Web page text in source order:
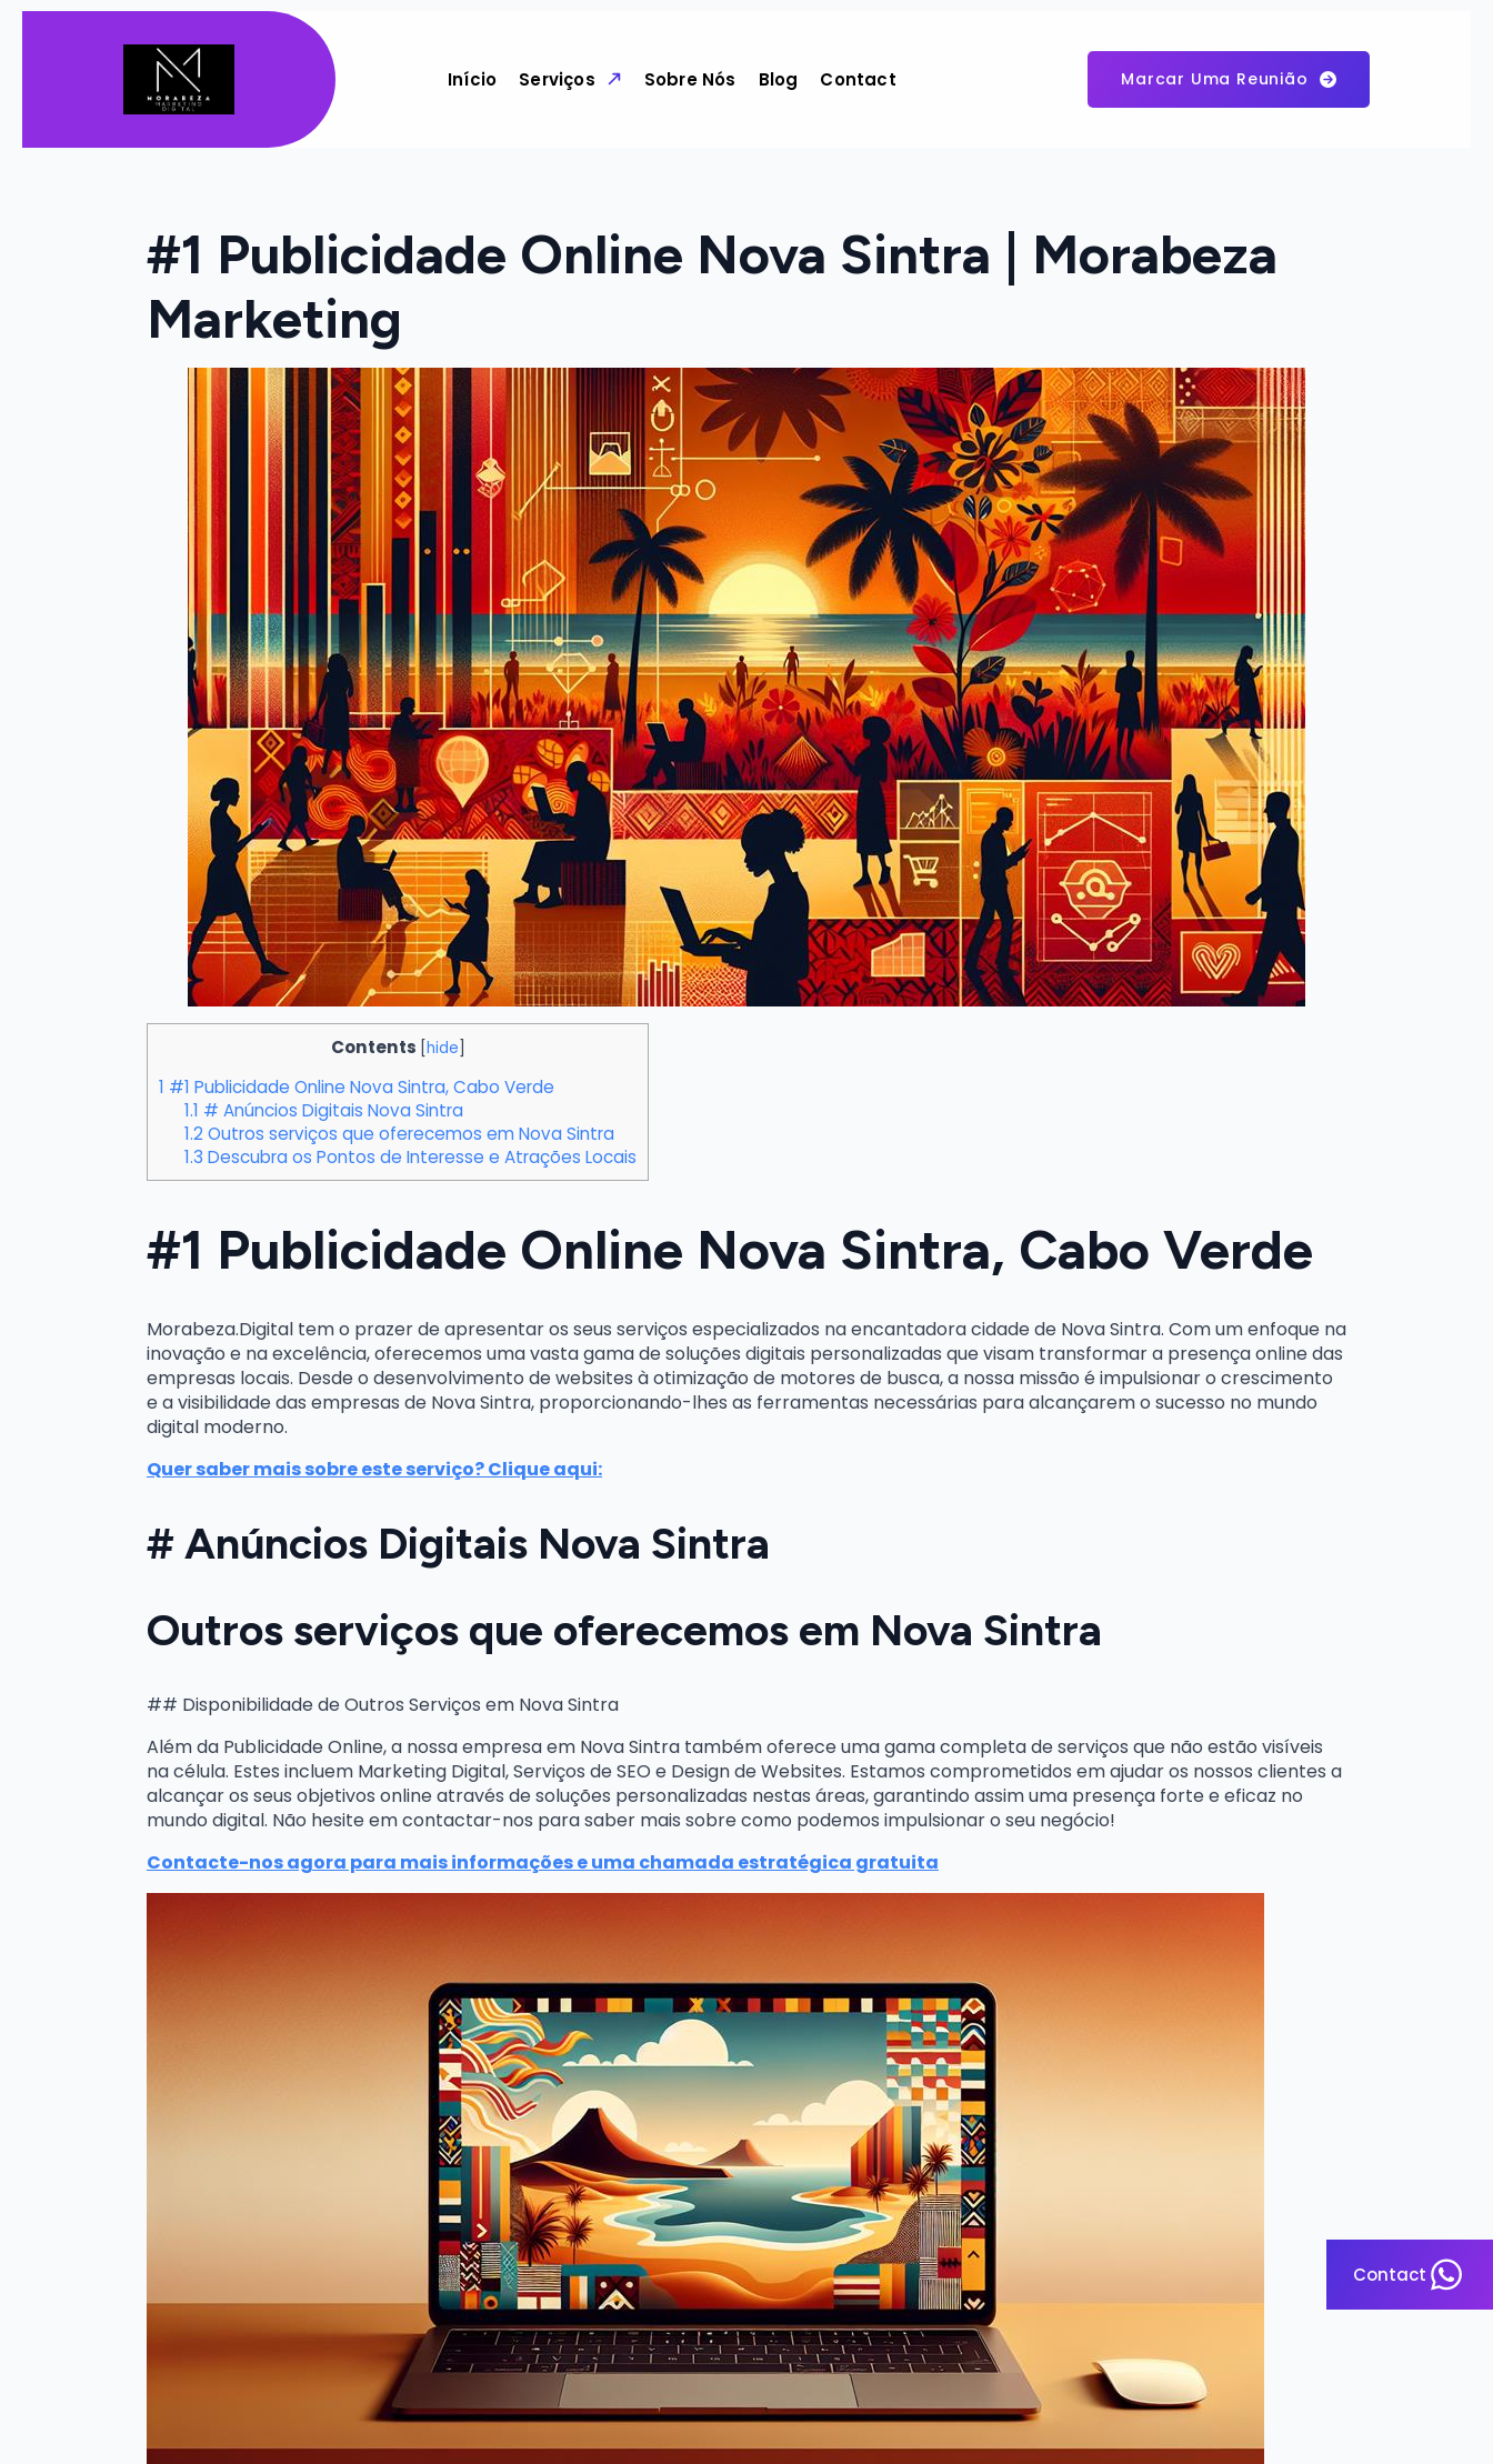
Início Serviços Sobre Nós Blog Contact Marcar Uma Reunião
#1 Publicidade Online Nova Sintra | Morabeza
Marketing
Contents [hide]
1 #1 Publicidade Online Nova Sintra, Cabo Verde
1.1 # Anúncios Digitais Nova Sintra
1.2 Outros serviços que oferecemos em Nova Sintra
1.3 Descubra os Pontos de Interesse e Atrações Locais
#1 Publicidade Online Nova Sintra, Cabo Verde
Morabeza.Digital tem o prazer de apresentar os seus serviços especializados na encantadora cidade de Nova Sintra. Com um enfoque na
inovação e na excelência, oferecemos uma vasta gama de soluções digitais personalizadas que visam transformar a presença online das
empresas locais. Desde o desenvolvimento de websites à otimização de motores de busca, a nossa missão é impulsionar o crescimento
e a visibilidade das empresas de Nova Sintra, proporcionando-lhes as ferramentas necessárias para alcançarem o sucesso no mundo
digital moderno.
Quer saber mais sobre este serviço? Clique aqui:
# Anúncios Digitais Nova Sintra
Outros serviços que oferecemos em Nova Sintra
## Disponibilidade de Outros Serviços em Nova Sintra
Além da Publicidade Online, a nossa empresa em Nova Sintra também oferece uma gama completa de serviços que não estão visíveis
na célula. Estes incluem Marketing Digital, Serviços de SEO e Design de Websites. Estamos comprometidos em ajudar os nossos clientes a
alcançar os seus objetivos online através de soluções personalizadas nestas áreas, garantindo assim uma presença forte e eficaz no
mundo digital. Não hesite em contactar-nos para saber mais sobre como podemos impulsionar o seu negócio!
Contacte-nos agora para mais informações e uma chamada estratégica gratuita
Contact